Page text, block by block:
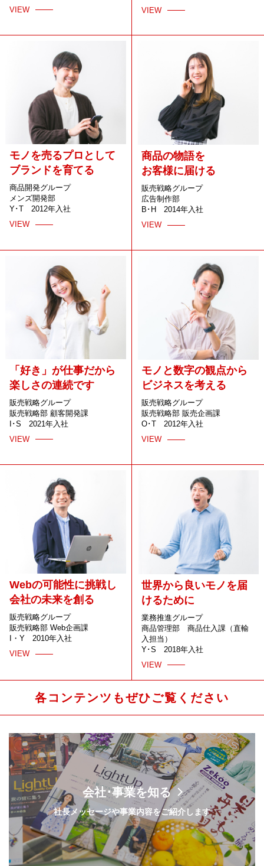
VIEW
VIEW
モノを売るプロとして
ブランドを育てる
商品開発グループ
メンズ開発部
Y･T 2012年入社
VIEW
商品の物語を
お客様に届ける
販売戦略グループ
広告制作部
B･H 2014年入社
VIEW
「好き」が仕事だから
楽しさの連続です
販売戦略グループ
販売戦略部 顧客開発課
I･S 2021年入社
VIEW
モノと数字の観点から
ビジネスを考える
販売戦略グループ
販売戦略部 販売企画課
O･T 2012年入社
VIEW
Webの可能性に挑戦し
会社の未来を創る
販売戦略グループ
販売戦略部 Web企画課
I・Y 2010年入社
VIEW
世界から良いモノを届
けるために
業務推進グループ
商品管理部 商品仕入課（直輸
入担当）
Y･S 2018年入社
VIEW
各コンテンツもぜひご覧ください
会社･事業を知る
社長メッセージや事業内容をご紹介します